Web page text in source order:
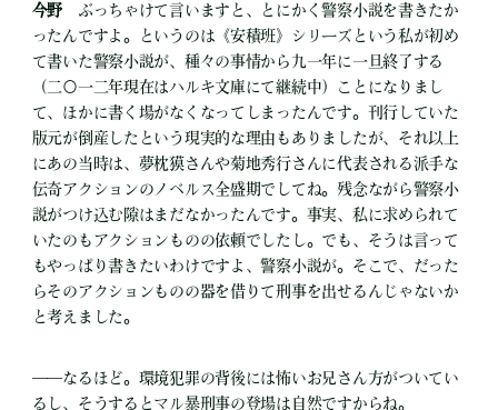
今野 ぶっちゃけて言いますと、とにかく警察小説を書きたか
ったんですよ。というのは《安積班》シリーズという私が初め
て書いた警察小説が、種々の事情から九一年に一旦終了する
（二〇一二年現在はハルキ文庫にて継続中）ことになりまし
て、ほかに書く場がなくなってしまったんです。刊行していた
版元が倒産したという現実的な理由もありましたが、それ以上
にあの当時は、夢枕獏さんや菊地秀行さんに代表される派手な
伝奇アクションのノベルス全盛期でしてね。残念ながら警察小
説がつけ込む隙はまだなかったんです。事実、私に求められて
いたのもアクションものの依頼でしたし。でも、そうは言って
もやっぱり書きたいわけですよ、警察小説が。そこで、だった
らそのアクションものの器を借りて刑事を出せるんじゃないか
と考えました。
――なるほど。環境犯罪の背後には怖いお兄さん方がついてい
るし、そうするとマル暴刑事の登場は自然ですからね。